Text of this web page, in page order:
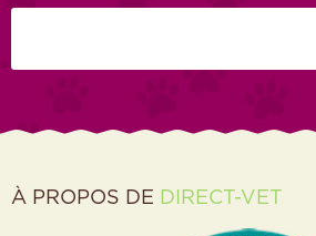
À PROPOS DE DIRECT-VET